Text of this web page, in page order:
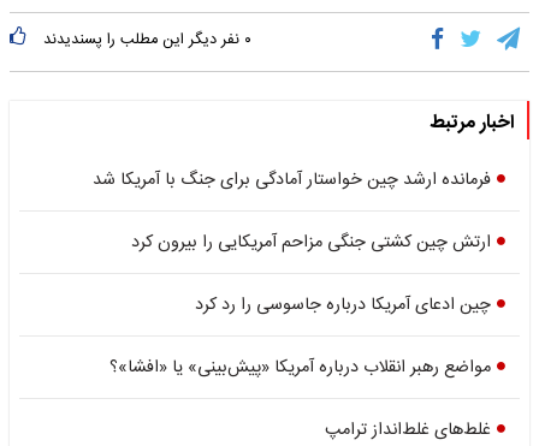
۰ نفر دیگر این مطلب را پسندیدند
اخبار مرتبط
فرمانده ارشد چین خواستار آمادگی برای جنگ با آمریکا شد
ارتش چین کشتی جنگی مزاحم آمریکایی را بیرون کرد
چین ادعای آمریکا درباره جاسوسی را رد کرد
مواضع رهبر انقلاب درباره آمریکا «پیش‌بینی» یا «افشا»؟
غلط‌‌های غلط‌انداز ترامپ